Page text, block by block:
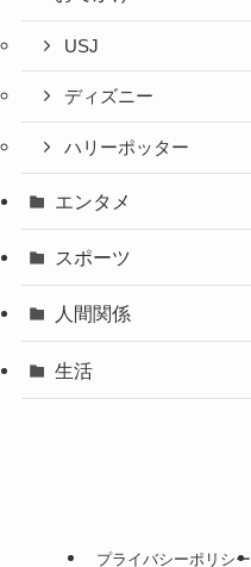
USJ
ディズニー
ハリーポッター
エンタメ
スポーツ
人間関係
生活
プライバシーポリシー